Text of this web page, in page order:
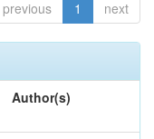
previous 1 next
Author(s)